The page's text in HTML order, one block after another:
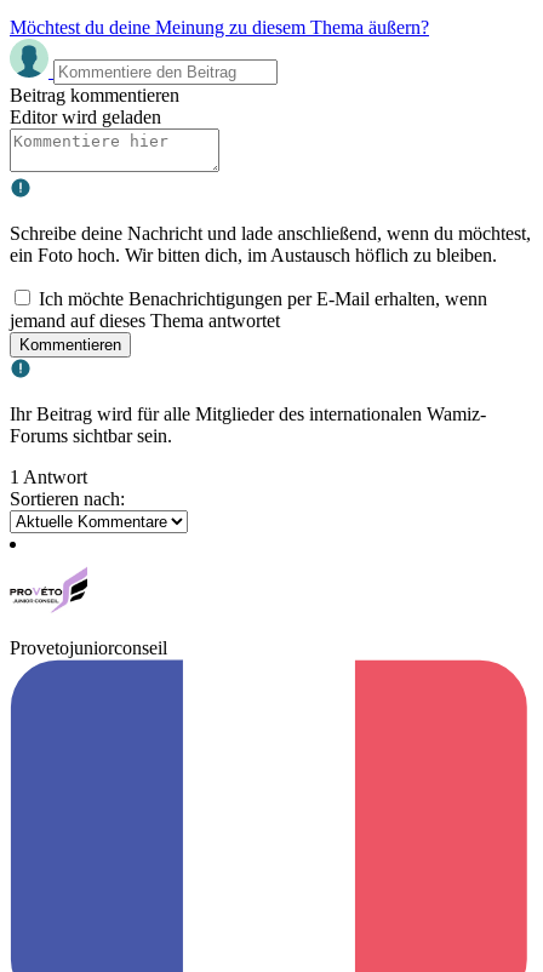
Möchtest du deine Meinung zu diesem Thema äußern?
Beitrag kommentieren
Editor wird geladen
Schreibe deine Nachricht und lade anschließend, wenn du möchtest,
ein Foto hoch. Wir bitten dich, im Austausch höflich zu bleiben.
Ich möchte Benachrichtigungen per E-Mail erhalten, wenn
jemand auf dieses Thema antwortet
Kommentieren
Ihr Beitrag wird für alle Mitglieder des internationalen Wamiz-
Forums sichtbar sein.
1 Antwort
Sortieren nach:
Provetojuniorconseil